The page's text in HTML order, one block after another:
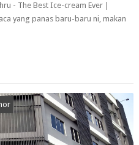
- The Best Ice-cream Ever |
yang panas baru-baru ni, makan